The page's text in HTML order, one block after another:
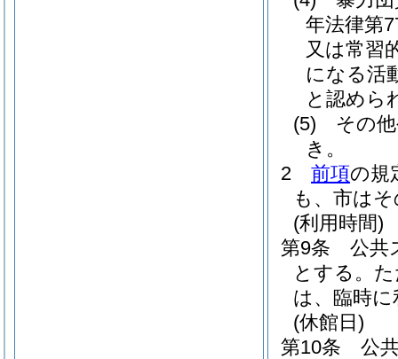
年法律第
又は常習
になる活
と認めら
(5)
その
き。
2
前項の規
も、市は
(利用時間)
第9条
公共
とする。
は、臨時
(休館日)
第10条
公